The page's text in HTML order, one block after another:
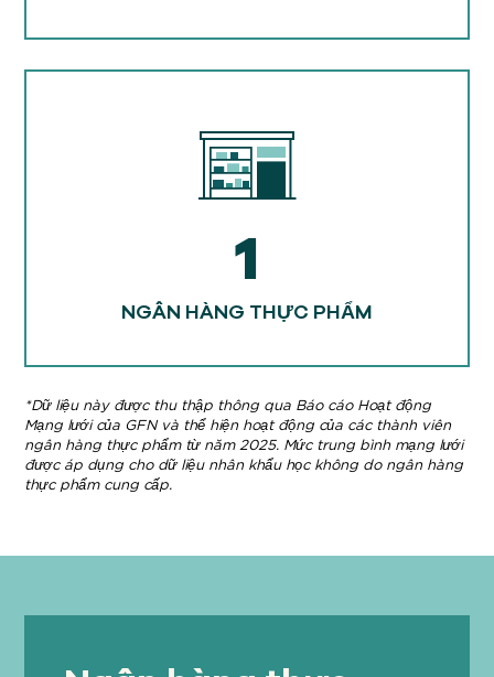
1
NGÂN HÀNG THỰC PHẨM
*Dữ liệu này được thu thập thông qua Báo cáo Hoạt động
Mạng lưới của GFN và thể hiện hoạt động của các thành viên
ngân hàng thực phẩm từ năm 2025. Mức trung bình mạng lưới
được áp dụng cho dữ liệu nhân khẩu học không do ngân hàng
thực phẩm cung cấp.